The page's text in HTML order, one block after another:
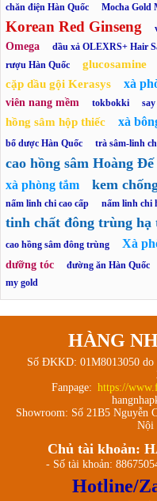
chăn điện Hàn Quốc Mocha Gold
Korean Red Ginseng
Omega dầu xả OLEXRS+ Hair
rượu Hàn Quốc
glucosamine
cặp dầu gội Kerasys
xà
viên nang mềm tokbokki
hồng sâm hộp thiếc xà
bổ dược Hàn Quốc
trà sâm-linh
cao hồng sâm Hoàng Đế
xà phòng tắm kem
nấm linh chi cao cấp
nấm linh chi
tinh chất đông trùng hạ
cao hồng sâm đông trùng
Xà
dưỡng tóc đường ăn Hàn Quốc
my gold
HÀNG
Số ĐKKD: 01M8013050
Fanpage: https://
Showroom: Số 21B5 Nguyễn
Nội
Chủ tài khoản:
- Số tài khoản:
Hotline/